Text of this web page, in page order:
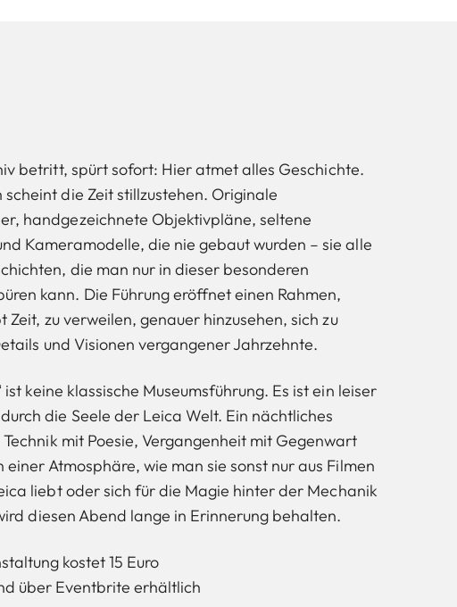
betritt, spürt sofort: Hier atmet alles Geschichte.
scheint die Zeit stillzustehen. Originale
handgezeichnete Objektivpläne, seltene
Kameramodelle, die nie gebaut wurden – sie alle
die man nur in dieser besonderen
kann. Die Führung eröffnet einen Rahmen,
Zeit, zu verweilen, genauer hinzusehen, sich zu
und Visionen vergangener Jahrzehnte.
ist keine klassische Museumsführung. Es ist ein leiser
die Seele der Leica Welt. Ein nächtliches
mit Poesie, Vergangenheit mit Gegenwart
einer Atmosphäre, wie man sie sonst nur aus Filmen
liebt oder sich für die Magie hinter der Mechanik
diesen Abend lange in Erinnerung behalten.
kostet 15 Euro
über Eventbrite erhältlich